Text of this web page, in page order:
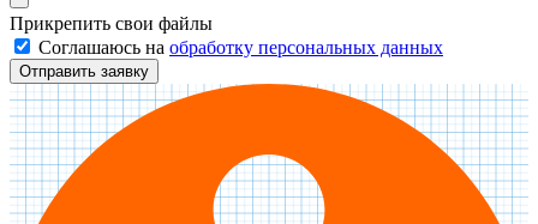
Прикрепить свои файлы
Соглашаюсь на обработку персональных данных
Отправить заявку